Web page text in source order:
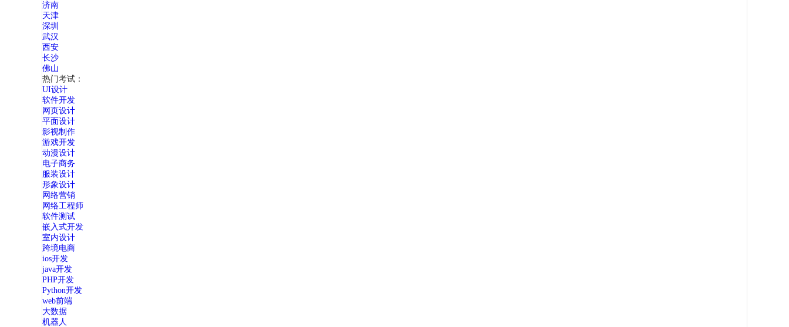
济南
天津
深圳
武汉
西安
长沙
佛山
热门考试：
UI设计
软件开发
网页设计
平面设计
影视制作
游戏开发
动漫设计
电子商务
服装设计
形象设计
网络营销
网络工程师
软件测试
嵌入式开发
室内设计
跨境电商
ios开发
java开发
PHP开发
Python开发
web前端
大数据
机器人